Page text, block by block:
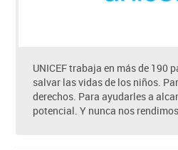
UNICEF trabaja en más de 190
salvar las vidas de los niños.
derechos. Para ayudarles a
potencial. Y nunca nos